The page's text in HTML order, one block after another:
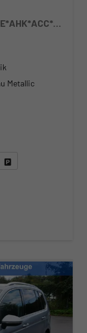
Metallic
an drucken (PDF)